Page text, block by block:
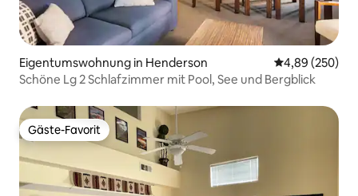
Eigentumswohnung in Henderson
4,89 (250)
Schöne Lg 2 Schlafzimmer mit Pool, See und Bergblick
Gäste-Favorit
Gäste-Favorit